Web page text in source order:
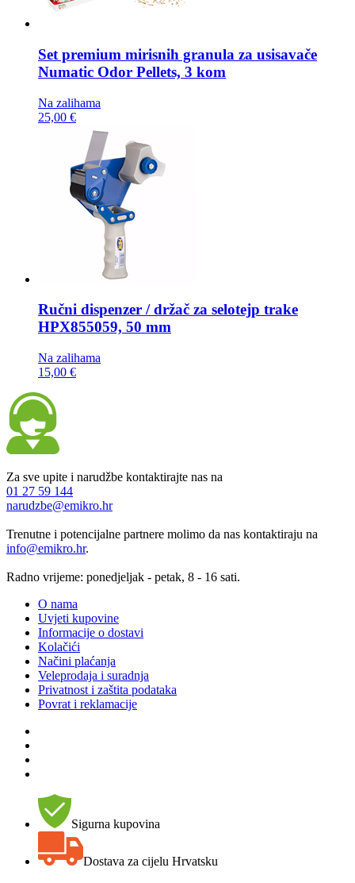
Set premium mirisnih granula za usisavače
Numatic Odor Pellets, 3 kom
Na zalihama
25,00 €
Ručni dispenzer / držač za selotejp trake
HPX855059, 50 mm
Na zalihama
15,00 €
Za sve upite i narudžbe kontaktirajte nas na
01 27 59 144
narudzbe@emikro.hr
Trenutne i potencijalne partnere molimo da nas kontaktiraju na
info@emikro.hr.
Radno vrijeme: ponedjeljak - petak, 8 - 16 sati.
O nama
Uvjeti kupovine
Informacije o dostavi
Kolačići
Načini plaćanja
Veleprodaja i suradnja
Privatnost i zaštita podataka
Povrat i reklamacije
Sigurna kupovina
Dostava za cijelu Hrvatsku